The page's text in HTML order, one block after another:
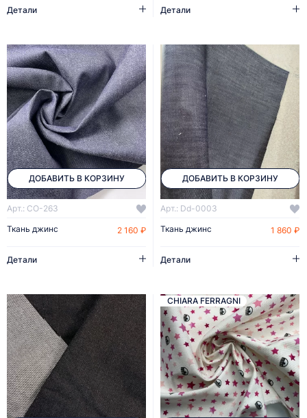
Детали Детали
ДОБАВИТЬ В КОРЗИНУ
Арт.: CO-263
Ткань джинс
2 160 ₽
Детали
ДОБАВИТЬ В КОРЗИНУ
Арт.: Dd-0003
Ткань джинс
1 860 ₽
Детали
CHIARA FERRAGNI